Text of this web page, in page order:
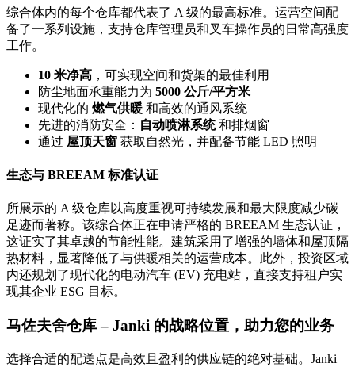
综合体内的每个仓库都代表了 A 级的最高标准。运营空间配
备了一系列设施，支持仓库管理员和叉车操作员的日常高强度
工作。
10 米净高 ，可实现空间和货架的最佳利用
防尘地面承重能力为 5000 公斤/平方米
现代化的 燃气供暖 和高效的通风系统
先进的消防安全： 自动喷淋系统和排烟窗
通过 屋顶天窗 获取自然光，并配备节能 LED 照明
生态与 BREEAM 标准认证
所展示的 A 级仓库以高度重视可持续发展和最大限度减少碳
足迹而著称。该综合体正在申请严格的 BREEAM 生态认证，
这证实了其卓越的节能性能。建筑采用了增强的墙体和屋顶隔
热材料，显著降低了与供暖相关的运营成本。此外，投资区域
内还规划了现代化的电动汽车 (EV) 充电站，直接支持租户实
现其企业 ESG 目标。
马佐夫舍仓库 – Janki 的战略位置，助力您的业务
选择合适的配送点是高效且盈利的供应链的绝对基础。Janki